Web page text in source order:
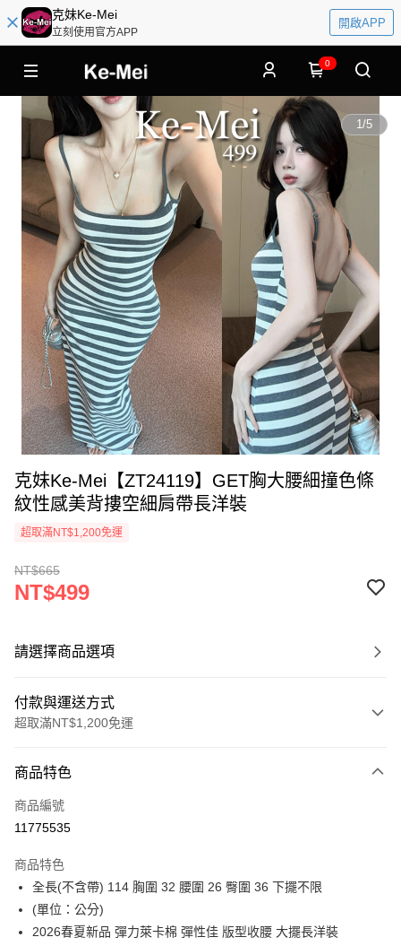
克妹Ke-Mei
立刻使用官方APP
開啟APP
0
1/5
克妹Ke-Mei【ZT24119】GET胸大腰細撞色條
紋性感美背摟空細肩帶長洋裝
超取滿NT$1,200免運
NT$665
NT$499
請選擇商品選項
付款與運送方式
超取滿NT$1,200免運
信用卡一次付款
超商取貨付款
ATM付款
運送方式
商品特色
商品編號
11775535
商品特色
全長(不含帶) 114 胸圍 32 腰圍 26 臀圍 36 下擺不限
(單位：公分)
2026春夏新品 彈力萊卡棉 彈性佳 版型收腰 大擺長洋裝